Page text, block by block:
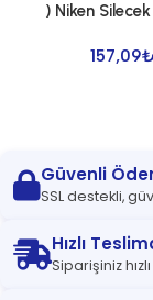
) Niken Silecek
157,09₺
Güvenli
SSL destekli,
Hızlı
Siparişiniz